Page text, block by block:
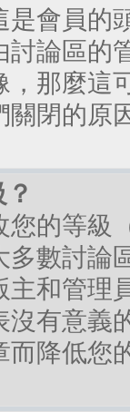
是會員的
討論區的
，那麼這
關閉的原
您的等級
多數討論
主和管理
沒有意義
而降低您